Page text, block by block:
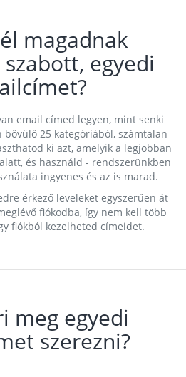
magadnak
egyedi
email címed legyen, mint senki
bővülő 25 kategóriából, számtalan
ki azt, amelyik a legjobban
és használd - rendszerünkben
ingyenes és az is marad.
érkező leveleket egyszerűen át
fiókodba, így nem kell több
fiókból kezelheted címeidet.
meg egyedi
szerezni?